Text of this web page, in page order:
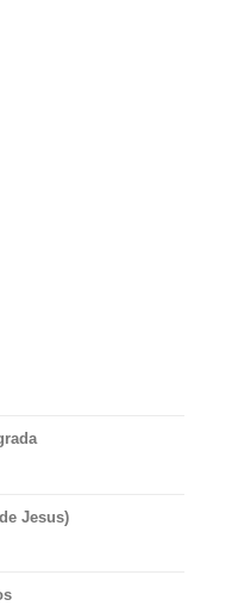
Jesus)